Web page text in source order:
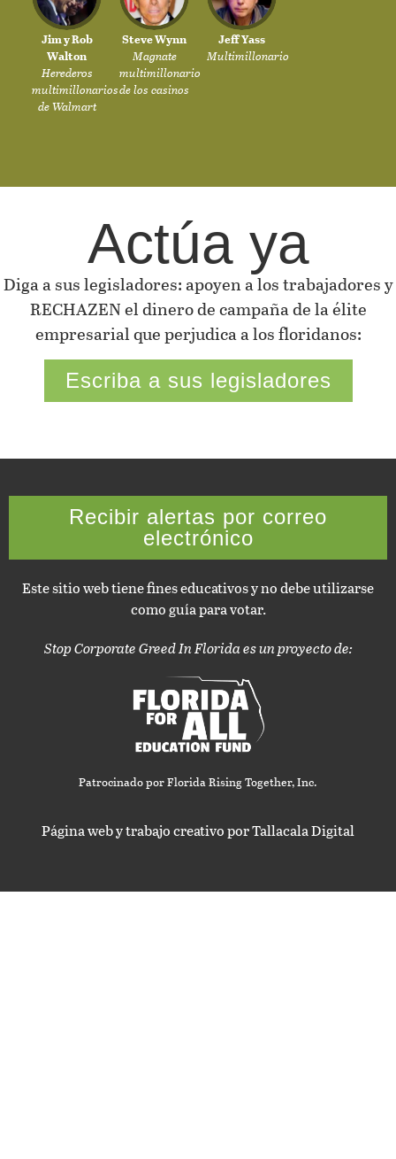
Jim y Rob
Walton
Herederos
multimillonarios
de Walmart
Steve Wynn
Magnate
multimillonario
de los casinos
Jeff Yass
Multimillonario
Actúa ya
Diga a sus legisladores: apoyen a los trabajadores y
RECHAZEN el dinero de campaña de la élite
empresarial que perjudica a los floridanos:
Escriba a sus legisladores
Recibir alertas por correo
electrónico
Este sitio web tiene fines educativos y no debe utilizarse
como guía para votar.
Stop Corporate Greed In Florida es un proyecto de:
Patrocinado por Florida Rising Together, Inc.
Página web y trabajo creativo por Tallacala Digital